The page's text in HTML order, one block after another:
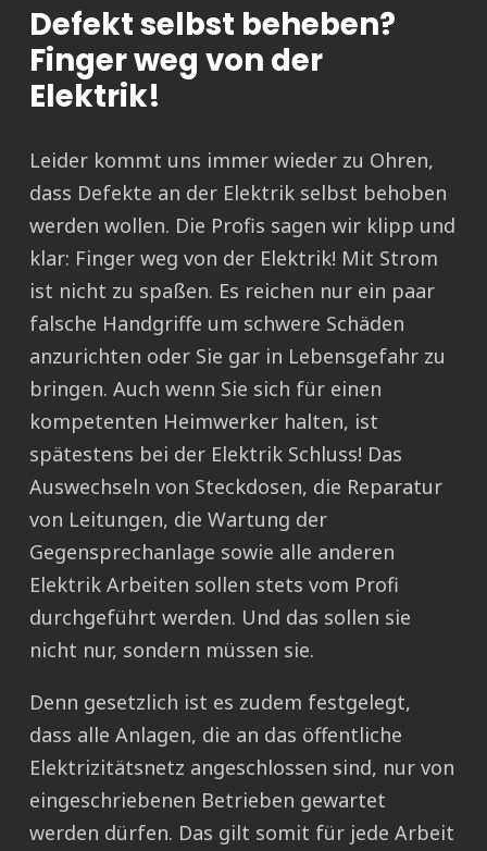
Defekt selbst beheben?
Finger weg von der
Elektrik!
Leider kommt uns immer wieder zu Ohren,
dass Defekte an der Elektrik selbst behoben
werden wollen. Die Profis sagen wir klipp und
klar: Finger weg von der Elektrik! Mit Strom
ist nicht zu spaßen. Es reichen nur ein paar
falsche Handgriffe um schwere Schäden
anzurichten oder Sie gar in Lebensgefahr zu
bringen. Auch wenn Sie sich für einen
kompetenten Heimwerker halten, ist
spätestens bei der Elektrik Schluss! Das
Auswechseln von Steckdosen, die Reparatur
von Leitungen, die Wartung der
Gegensprechanlage sowie alle anderen
Elektrik Arbeiten sollen stets vom Profi
durchgeführt werden. Und das sollen sie
nicht nur, sondern müssen sie.
Denn gesetzlich ist es zudem festgelegt,
dass alle Anlagen, die an das öffentliche
Elektrizitätsnetz angeschlossen sind, nur von
eingeschriebenen Betrieben gewartet
werden dürfen. Das gilt somit für jede Arbeit